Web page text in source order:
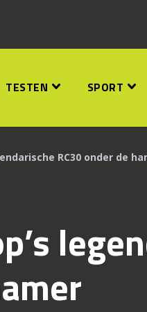
TESTEN SPORT
RC30 onder de